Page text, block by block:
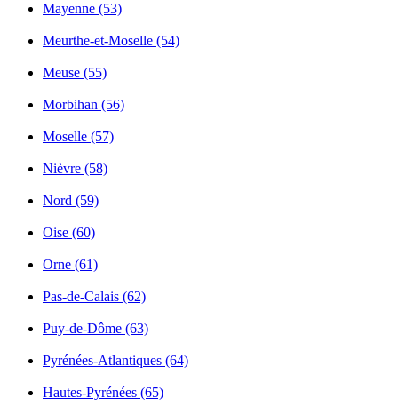
Mayenne (53)
Meurthe-et-Moselle (54)
Meuse (55)
Morbihan (56)
Moselle (57)
Nièvre (58)
Nord (59)
Oise (60)
Orne (61)
Pas-de-Calais (62)
Puy-de-Dôme (63)
Pyrénées-Atlantiques (64)
Hautes-Pyrénées (65)